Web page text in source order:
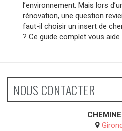
l’environnement. Mais lors
rénovation, une question
faut-il choisir un insert de
? Ce guide complet vous aide
NOUS CONTACTER